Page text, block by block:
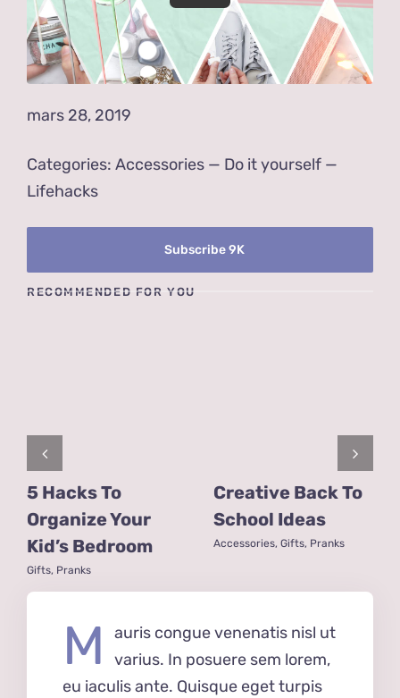
Qui suis-je ?
mars 28, 2019
Categories: Accessories— Do it yourself—
Lifehacks
Subscribe 9K
RECOMMENDED FOR YOU
5 Hacks To
Organize Your
Kid’s Bedroom
Gifts, Pranks
Creative Back To
School Ideas
Accessories, Gifts, Pranks
M
auris congue venenatis nisl ut
varius. In posuere sem lorem,
eu iaculis ante. Quisque eget turpis